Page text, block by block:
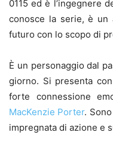
0115 ed è l’ingegnere
conosce la serie, è un
futuro con lo scopo di
È un personaggio dal
giorno. Si presenta
forte connessione
MacKenzie Porter.
impregnata di azione e